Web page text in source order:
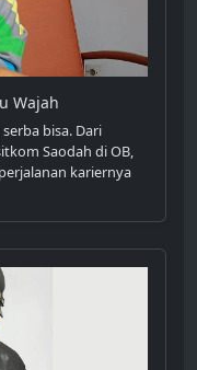
Wajah
bisa. Dari
Saodah di OB,
kariernya